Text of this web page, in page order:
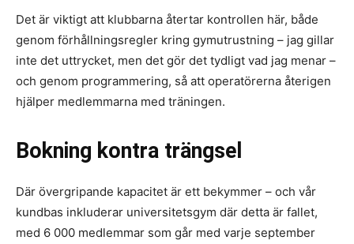
Det är viktigt att klubbarna återtar kontrollen här, både
genom förhållningsregler kring gymutrustning – jag gillar
inte det uttrycket, men det gör det tydligt vad jag menar –
och genom programmering, så att operatörerna återigen
hjälper medlemmarna med träningen.
Bokning kontra trängsel
Där övergripande kapacitet är ett bekymmer – och vår
kundbas inkluderar universitetsgym där detta är fallet,
med 6 000 medlemmar som går med varje september